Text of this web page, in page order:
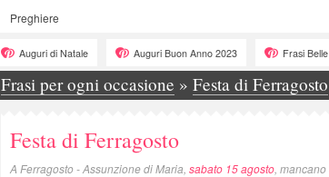
Preghiere
Auguri di Natale Auguri Buon Anno 2023 Frasi Belle
Frasi per ogni occasione » Festa di Ferragosto
Festa di Ferragosto
A Ferragosto - Assunzione di Maria, sabato 15 agosto ,